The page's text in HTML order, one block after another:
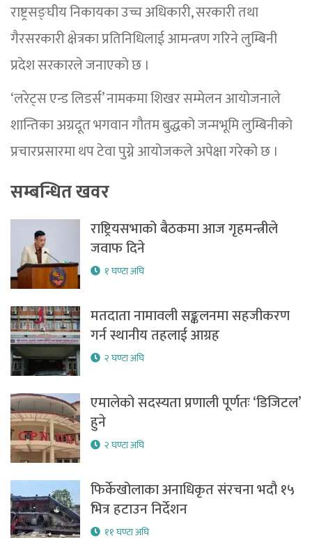
राष्ट्रसङ्घीय निकायका उच्च अधिकारी, सरकारी तथा
गैरसरकारी क्षेत्रका प्रतिनिधिलाई आमन्त्रण गरिने लुम्बिनी
प्रदेश सरकारले जनाएको छ ।
‘लरेट्स एन्ड लिडर्स’ नामकमा शिखर सम्मेलन आयोजनाले
शान्तिका अग्रदूत भगवान गौतम बुद्धको जन्मभूमि लुम्बिनीको
प्रचारप्रसारमा थप टेवा पुग्ने आयोजकले अपेक्षा गरेको छ ।
सम्बन्धित खवर
राष्ट्रियसभाको बैठकमा आज गृहमन्त्रीले
जवाफ दिने
१ घण्टा अघि
मतदाता नामावली सङ्कलनमा सहजीकरण
गर्न स्थानीय तहलाई आग्रह
२ घण्टा अघि
एमालेको सदस्यता प्रणाली पूर्णतः ‘डिजिटल’
हुने
२ घण्टा अघि
फिर्केखोलाका अनाधिकृत संरचना भदौ १५
भित्र हटाउन निर्देशन
११ घण्टा अघि